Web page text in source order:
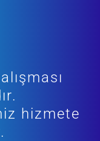
hizmete